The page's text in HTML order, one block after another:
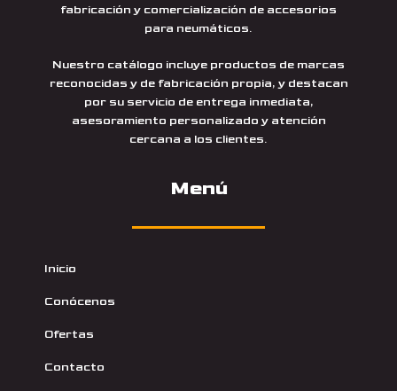
fabricación y comercialización de accesorios
para neumáticos.
Nuestro catálogo incluye productos de marcas
reconocidas y de fabricación propia, y destacan
por su servicio de entrega inmediata,
asesoramiento personalizado y atención
cercana a los clientes.
Menú
Inicio
Conócenos
Ofertas
Contacto